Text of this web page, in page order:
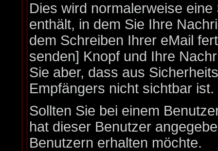
Dies wird normalerweise
enthält, in dem Sie Ihre
dem Schreiben Ihrer eMail
senden] Knopf und Ihre
Sie aber, dass aus
Empfängers nicht sichtbar ist.
Sollten Sie bei einem
hat dieser Benutzer
Benutzern erhalten möchte.